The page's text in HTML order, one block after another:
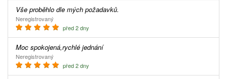
Vše proběhlo dle mých požadavků.
Neregistrovaný
před 2 dny
Moc spokojená,rychlé jednání
Neregistrovaný
před 2 dny